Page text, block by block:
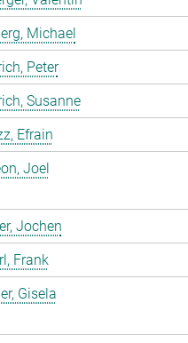
Michael
Peter
Susanne
Efrain
Joel
Jochen
Frank
Gisela